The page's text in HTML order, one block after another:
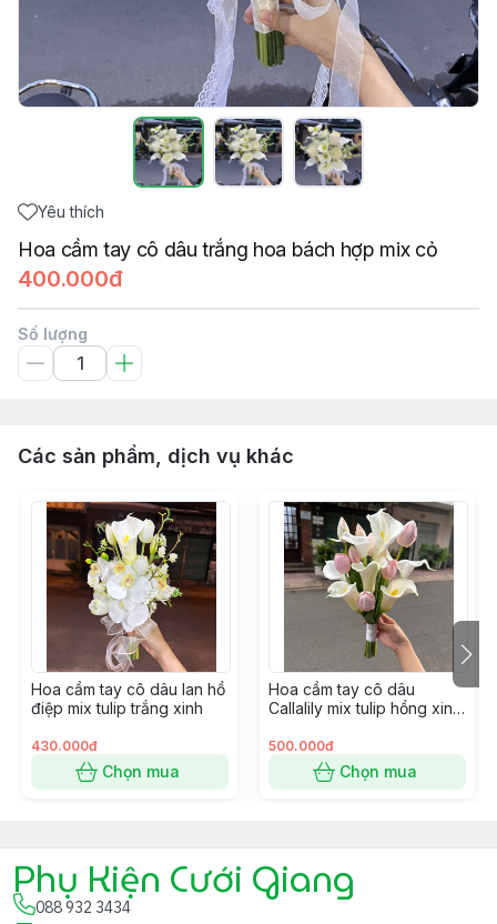
Yêu thích
Hoa cầm tay cô dâu trắng hoa bách hợp mix cỏ
400.000đ
Số lượng
Các sản phẩm, dịch vụ khác
Hoa cầm tay cô dâu lan hồ
điệp mix tulip trắng xinh
430.000đ
Chọn mua
Hoa cầm tay cô dâu
Callalily mix tulip hồng xinh
500.000đ
Chọn mua
Phụ Kiện Cưới Giang
088 932 3434